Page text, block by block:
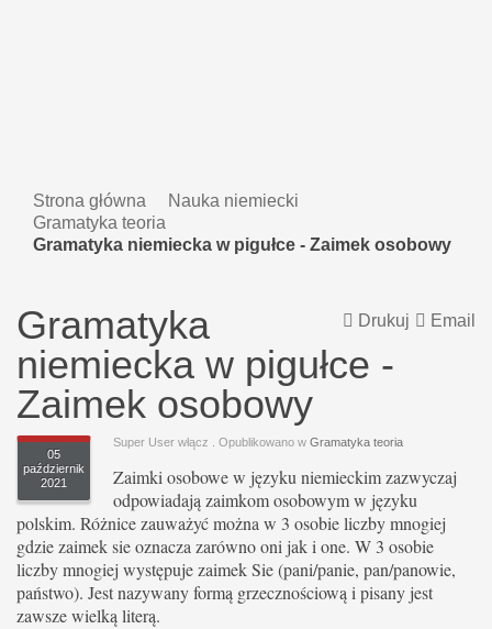
Strona główna
Nauka niemiecki
Gramatyka teoria
Gramatyka niemiecka w pigułce - Zaimek osobowy
Email
Drukuj
Gramatyka
niemiecka w pigułce -
Zaimek osobowy
Super User włącz
05
październik
2021
. Opublikowano w Gramatyka teoria
Zaimki osobowe w języku niemieckim zazwyczaj
odpowiadają zaimkom osobowym w języku
polskim. Różnice zauważyć można w 3 osobie liczby mnogiej
gdzie zaimek sie oznacza zarówno oni jak i one. W 3 osobie
liczby mnogiej występuje zaimek Sie (pani/panie, pan/panowie,
państwo). Jest nazywany formą grzecznościową i pisany jest
zawsze wielką literą.